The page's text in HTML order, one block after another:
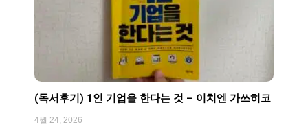
(독서후기) 1인 기업을 한다는 것 – 이치엔 가쓰히코
4월 24, 2026